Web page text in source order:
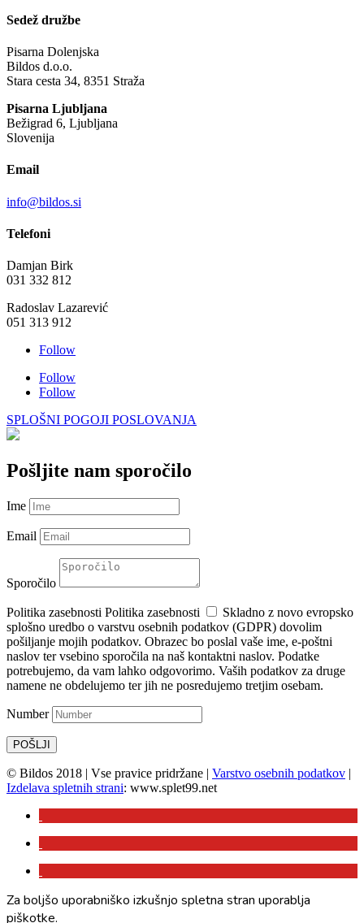
Sedež družbe
Pisarna Dolenjska
Bildos d.o.o.
Stara cesta 34, 8351 Straža
Pisarna Ljubljana
Bežigrad 6, Ljubljana
Slovenija
Email
info@bildos.si
Telefoni
Damjan Birk
031 332 812
Radoslav Lazarević
051 313 912
Follow
Follow
Follow
SPLOŠNI POGOJI POSLOVANJA
Pošljite nam sporočilo
Ime
Email
Sporočilo
Politika zasebnosti Politika zasebnosti
Skladno z novo evropsko
splošno uredbo o varstvu osebnih podatkov (GDPR) dovolim
pošiljanje mojih podatkov. Obrazec bo poslal vaše ime, e-poštni
naslov ter vsebino sporočila na naš kontaktni naslov. Podatke
potrebujemo, da vam lahko odgovorimo. Vaših podatkov za druge
namene ne obdelujemo ter jih ne posredujemo tretjim osebam.
Number
POŠLJI
© Bildos 2018 | Vse pravice pridržane | Varstvo osebnih podatkov |
Izdelava spletnih strani: www.splet99.net
Za boljšo uporabniško izkušnjo spletna stran uporablja
piškotke.